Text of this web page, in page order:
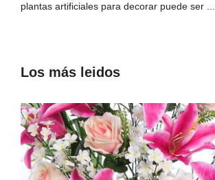
plantas artificiales para decorar puede ser ...
Los más leidos